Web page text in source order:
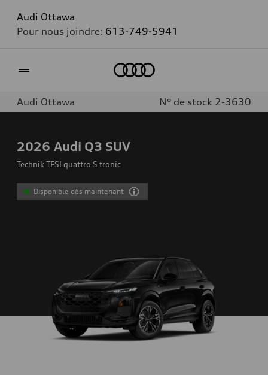
Audi Ottawa
Pour nous joindre: 613-749-5941
Audi Ottawa N° de stock 2-3630
2026 Audi Q3 SUV
Technik TFSI quattro S tronic
Disponible dès maintenant